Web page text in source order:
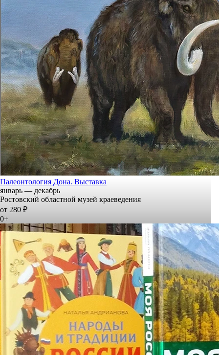
Палеонтология Дона. Выставка
январь — декабрь
Ростовский областной музей краеведения
от 280 ₽
0+